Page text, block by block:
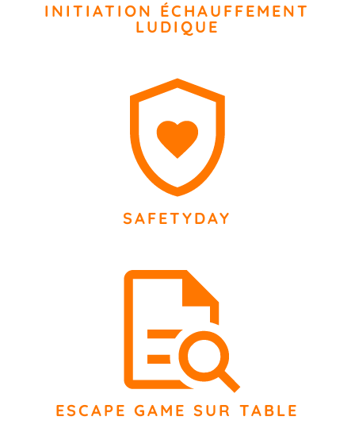
INITIATION ÉCHAUFFEMENT
LUDIQUE
SAFETYDAY
ESCAPE GAME SUR TABLE